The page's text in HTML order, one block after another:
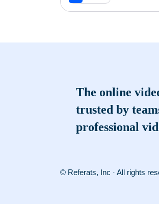
The online
trusted by
professional
© Referats, Inc · All rights